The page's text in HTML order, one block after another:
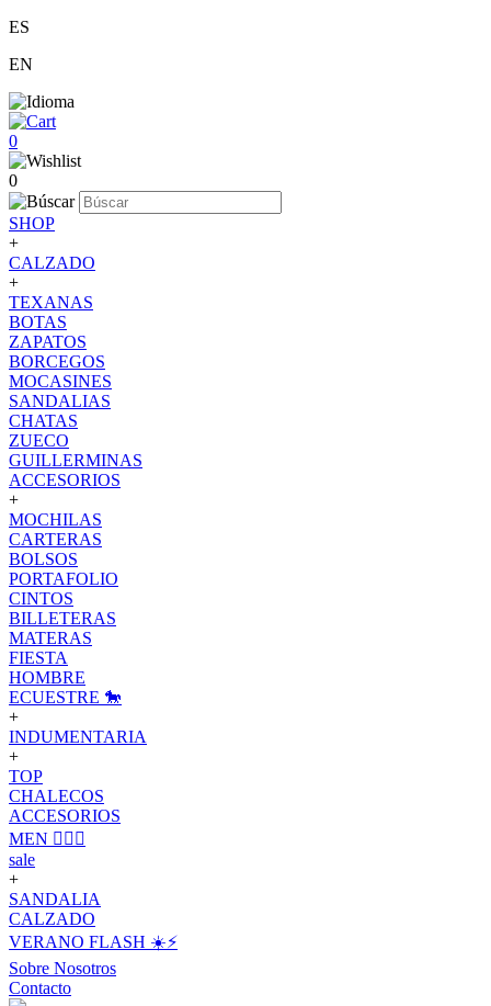
ES
EN
0
0
SHOP
+
CALZADO
+
TEXANAS
BOTAS
ZAPATOS
BORCEGOS
MOCASINES
SANDALIAS
CHATAS
ZUECO
GUILLERMINAS
ACCESORIOS
+
MOCHILAS
CARTERAS
BOLSOS
PORTAFOLIO
CINTOS
BILLETERAS
MATERAS
FIESTA
HOMBRE
ECUESTRE 🐎
+
INDUMENTARIA
+
TOP
CHALECOS
ACCESORIOS
MEN 🙋🏽‍♂️
sale
+
SANDALIA
CALZADO
VERANO FLASH ☀️⚡️
Sobre Nosotros
Contacto